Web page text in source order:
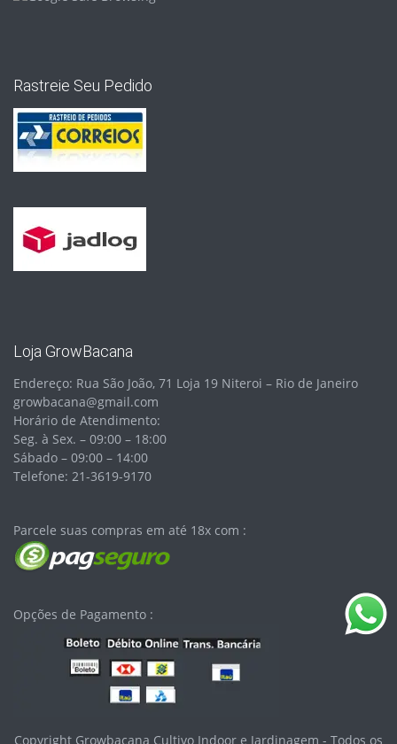
Rastreie Seu Pedido
Loja GrowBacana
Endereço: Rua São João, 71 Loja 19 Niteroi – Rio de Janeiro
growbacana@gmail.com
Horário de Atendimento:
Seg. à Sex. – 09:00 – 18:00
Sábado – 09:00 – 14:00
Telefone: 21-3619-9170
Parcele suas compras em até 18x com :
Opções de Pagamento :
Copyright Growbacana Cultivo Indoor e Jardinagem - Todos os